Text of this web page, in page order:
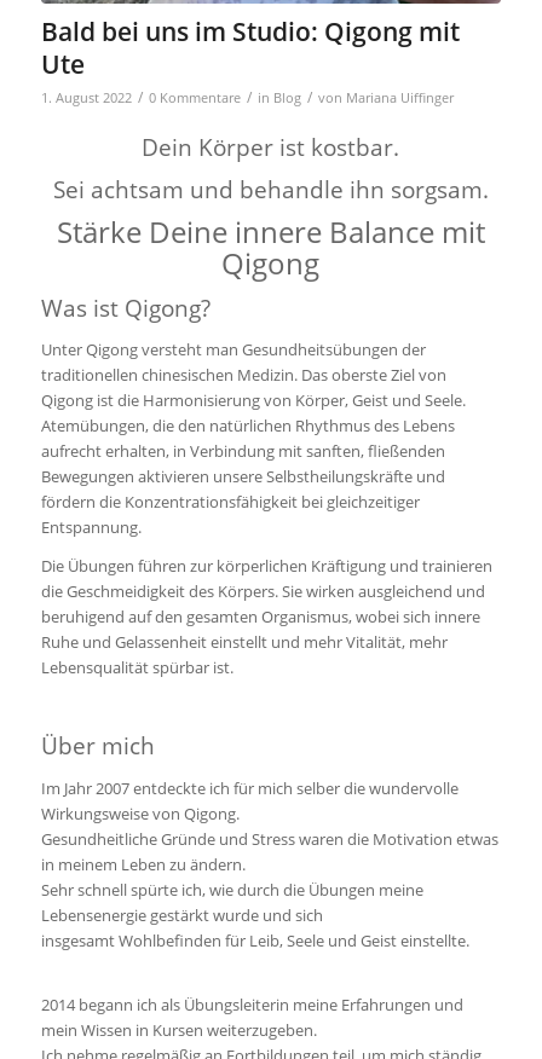
Bald bei uns im Studio: Qigong mit
Ute
1. August 2022 / 0 Kommentare / in Blog / von Mariana Uiffinger
Dein Körper ist kostbar.
Sei achtsam und behandle ihn sorgsam.
Stärke Deine innere Balance mit
Qigong
Was ist Qigong?
Unter Qigong versteht man Gesundheitsübungen der
traditionellen chinesischen Medizin. Das oberste Ziel von
Qigong ist die Harmonisierung von Körper, Geist und Seele.
Atemübungen, die den natürlichen Rhythmus des Lebens
aufrecht erhalten, in Verbindung mit sanften, fließenden
Bewegungen aktivieren unsere Selbstheilungskräfte und
fördern die Konzentrationsfähigkeit bei gleichzeitiger
Entspannung.
Die Übungen führen zur körperlichen Kräftigung und trainieren
die Geschmeidigkeit des Körpers. Sie wirken ausgleichend und
beruhigend auf den gesamten Organismus, wobei sich innere
Ruhe und Gelassenheit einstellt und mehr Vitalität, mehr
Lebensqualität spürbar ist.
Über mich
Im Jahr 2007 entdeckte ich für mich selber die wundervolle
Wirkungsweise von Qigong.
Gesundheitliche Gründe und Stress waren die Motivation etwas
in meinem Leben zu ändern.
Sehr schnell spürte ich, wie durch die Übungen meine
Lebensenergie gestärkt wurde und sich
insgesamt Wohlbefinden für Leib, Seele und Geist einstellte.
2014 begann ich als Übungsleiterin meine Erfahrungen und
mein Wissen in Kursen weiterzugeben.